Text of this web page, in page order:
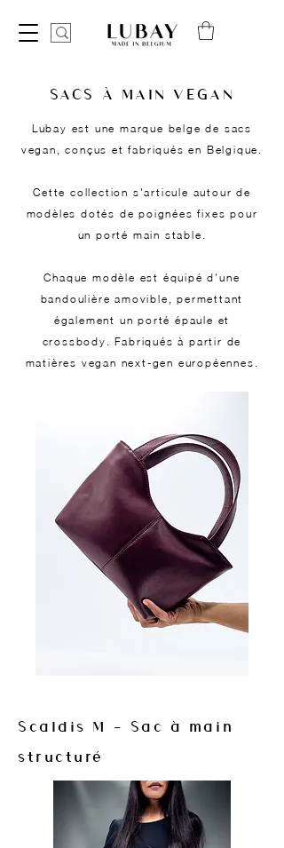
SACS À MAIN VEGAN
Lubay est une marque belge de sacs
vegan, conçus et fabriqués en Belgique.
Cette collection s'articule autour de
modèles dotés de poignées fixes pour
un porté main stable.
Chaque modèle est équipé d'une
bandoulière amovible, permettant
également un porté épaule et
crossbody. Fabriqués à partir de
matières vegan next-gen européennes.
Scaldis M - Sac à main
structuré